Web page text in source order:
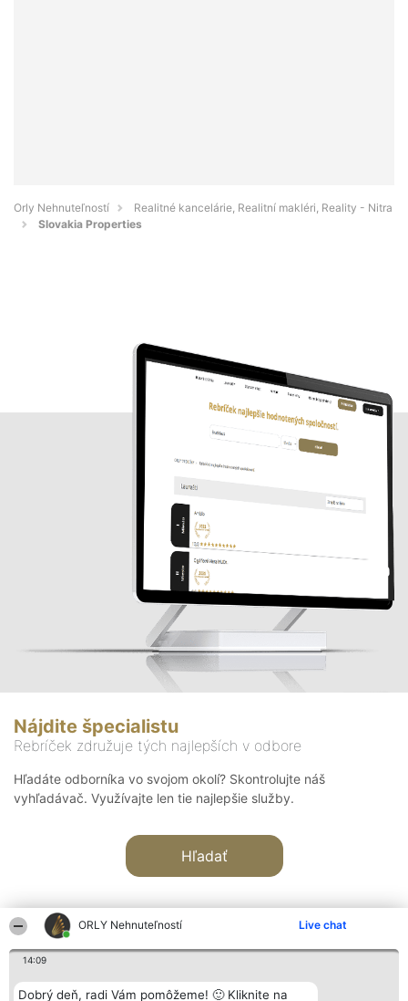
ORLY Nehnuteľností Live chat
14:09
Dobrý deň, radi Vám pomôžeme! 🙂 Kliknite na
Orly Nehnuteľností
Realitné kancelárie, Realitní makléri, Reality - Nitra
Slovakia Properties
Nájdite špecialistu
Rebríček združuje tých najlepších v odbore
Hľadáte odborníka vo svojom okolí? Skontrolujte náš
vyhľadávač. Využívajte len tie najlepšie služby.
Hľadať
Organizátor hodnotenia Hodnotenie Kontakt